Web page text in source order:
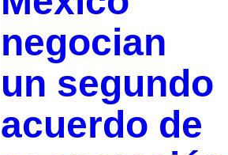
negocian
un segundo
acuerdo de